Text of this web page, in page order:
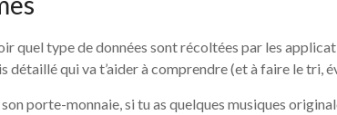
quel type de données sont récoltées par les
détaillé qui va t’aider à comprendre (et à faire le tri,
porte-monnaie, si tu as quelques musiques